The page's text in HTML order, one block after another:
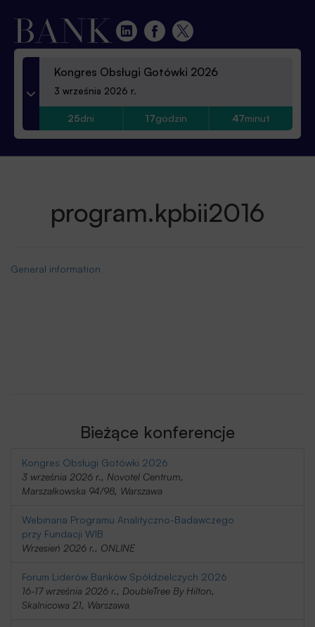
Kongres Obsługi Gotówki 2026
3 września 2026 r.
25dni 17godzin 47minut
program.kpbii2016
General information
Bieżące konferencje
Kongres Obsługi Gotówki 2026
3 września 2026 r., Novotel Centrum,
Marszałkowska 94/98, Warszawa
Webinaria Programu Analityczno-Badawczego
przy Fundacji WIB
Wrzesień 2026 r., ONLINE
Forum Liderów Banków Spółdzielczych 2026
16-17 września 2026 r., DoubleTree By Hilton,
Skalnicowa 21, Warszawa